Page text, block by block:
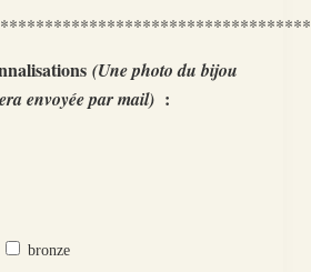
(Une photo du bijou
envoyée par mail):
bronze